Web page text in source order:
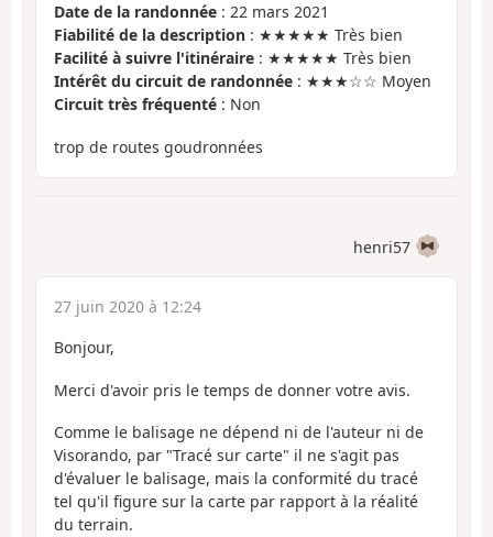
Date de la randonnée : 22 mars 2021
Fiabilité de la description : ★★★★★ Très bien
Facilité à suivre l'itinéraire : ★★★★★ Très bien
Intérêt du circuit de randonnée : ★★★☆☆ Moyen
Circuit très fréquenté : Non
trop de routes goudronnées
henri57
27 juin 2020 à 12:24
Bonjour,
Merci d'avoir pris le temps de donner votre avis.
Comme le balisage ne dépend ni de l'auteur ni de
Visorando, par "Tracé sur carte" il ne s'agit pas
d'évaluer le balisage, mais la conformité du tracé
tel qu'il figure sur la carte par rapport à la réalité
du terrain.